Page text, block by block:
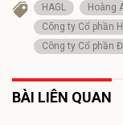
HAGL Hoàng
Công ty Cổ phần
Công ty Cổ phần
BÀI LIÊN QUAN